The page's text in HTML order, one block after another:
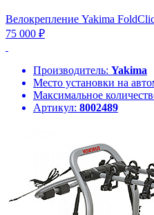
Велокрепление Yakima
75 000 ₽
Производитель: Yakima
Место установки на
Максимальное
Артикул: 8002489